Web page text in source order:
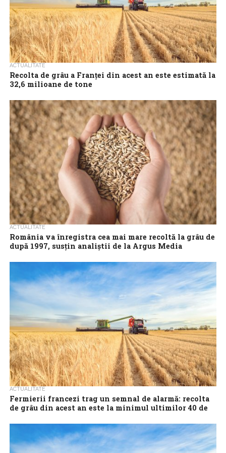
ACTUALITATE
Recolta de grâu a Franței din acest an este estimată la
32,6 milioane de tone
milioane de tone în acest an, în creștere cu 27% comparativ...
ACTUALITATE
România va înregistra cea mai mare recoltă la grâu de
după 1997, susțin analiștii de la Argus Media
va începe la 1 iulie 2025, cea mai mare recoltă de grâu...
ACTUALITATE
Fermierii francezi trag un semnal de alarmă: recolta
de grâu din acest an este la minimul ultimilor 40 de
Recolta de grâu moale a Franţei din acest an este preconizată să
coboare la cea mai mică valoare din ultimii 40 de...